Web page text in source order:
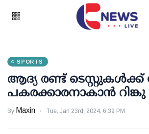
SPORTS
ആദ്യ രണ്ട് ടെസ്റ്റുകള്‍ക്ക്
പകരക്കാരനാകാന്‍ റിങ്കു
By Maxin Tue, Jan 23rd, 2024, 6:39 PM